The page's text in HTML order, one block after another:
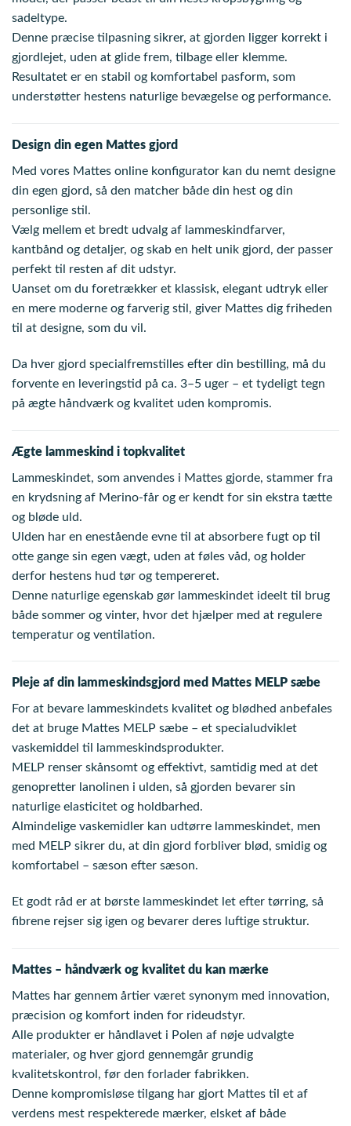
sadeltype.
Denne præcise tilpasning sikrer, at gjorden ligger korrekt i
gjordlejet, uden at glide frem, tilbage eller klemme.
Resultatet er en stabil og komfortabel pasform, som
understøtter hestens naturlige bevægelse og performance.
Design din egen Mattes gjord
Med vores Mattes online konfigurator kan du nemt designe
din egen gjord, så den matcher både din hest og din
personlige stil.
Vælg mellem et bredt udvalg af lammeskindfarver,
kantbånd og detaljer, og skab en helt unik gjord, der passer
perfekt til resten af dit udstyr.
Uanset om du foretrækker et klassisk, elegant udtryk eller
en mere moderne og farverig stil, giver Mattes dig friheden
til at designe, som du vil.
Da hver gjord specialfremstilles efter din bestilling, må du
forvente en leveringstid på ca. 3–5 uger – et tydeligt tegn
på ægte håndværk og kvalitet uden kompromis.
Ægte lammeskind i topkvalitet
Lammeskindet, som anvendes i Mattes gjorde, stammer fra
en krydsning af Merino-får og er kendt for sin ekstra tætte
og bløde uld.
Ulden har en enestående evne til at absorbere fugt op til
otte gange sin egen vægt, uden at føles våd, og holder
derfor hestens hud tør og tempereret.
Denne naturlige egenskab gør lammeskindet ideelt til brug
både sommer og vinter, hvor det hjælper med at regulere
temperatur og ventilation.
Pleje af din lammeskindsgjord med Mattes MELP sæbe
For at bevare lammeskindets kvalitet og blødhed anbefales
det at bruge Mattes MELP sæbe – et specialudviklet
vaskemiddel til lammeskindsprodukter.
MELP renser skånsomt og effektivt, samtidig med at det
genopretter lanolinen i ulden, så gjorden bevarer sin
naturlige elasticitet og holdbarhed.
Almindelige vaskemidler kan udtørre lammeskindet, men
med MELP sikrer du, at din gjord forbliver blød, smidig og
komfortabel – sæson efter sæson.
Et godt råd er at børste lammeskindet let efter tørring, så
fibrene rejser sig igen og bevarer deres luftige struktur.
Mattes – håndværk og kvalitet du kan mærke
Mattes har gennem årtier været synonym med innovation,
præcision og komfort inden for rideudstyr.
Alle produkter er håndlavet i Polen af nøje udvalgte
materialer, og hver gjord gennemgår grundig
kvalitetskontrol, før den forlader fabrikken.
Denne kompromisløse tilgang har gjort Mattes til et af
verdens mest respekterede mærker, elsket af både